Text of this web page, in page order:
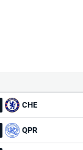
CHE
QPR